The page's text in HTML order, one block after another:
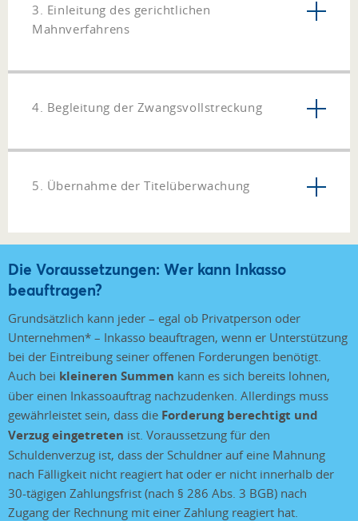
3. Einleitung des gerichtlichen
Mahnverfahrens
4. Begleitung der Zwangsvollstreckung
5. Übernahme der Titelüberwachung
Die Voraussetzungen: Wer kann Inkasso
beauftragen?
Grundsätzlich kann jeder – egal ob Privatperson oder
Unternehmen* – Inkasso beauftragen, wenn er Unterstützung
bei der Eintreibung seiner offenen Forderungen benötigt.
Auch bei kleineren Summen kann es sich bereits lohnen,
über einen Inkassoauftrag nachzudenken. Allerdings muss
gewährleistet sein, dass die Forderung berechtigt und
Verzug eingetreten ist. Voraussetzung für den
Schuldenverzug ist, dass der Schuldner auf eine Mahnung
nach Fälligkeit nicht reagiert hat oder er nicht innerhalb der
30-tägigen Zahlungsfrist (nach § 286 Abs. 3 BGB) nach
Zugang der Rechnung mit einer Zahlung reagiert hat.